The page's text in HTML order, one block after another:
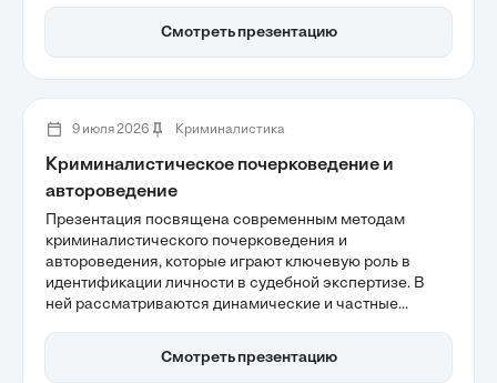
операций. Также подчеркивается роль переговорного
процесса и современных технологий в повышении
Смотреть презентацию
9 июля 2026 Криминалистика
Криминалистическое почерковедение и
автороведение
Презентация посвящена современным методам
криминалистического почерковедения и
автороведения, которые играют ключевую роль в
идентификации личности в судебной экспертизе. В
ней рассматриваются динамические и частные
которые помогают установить автора текста.
Актуальность данных методов возрастает с учетом
Смотреть презентацию